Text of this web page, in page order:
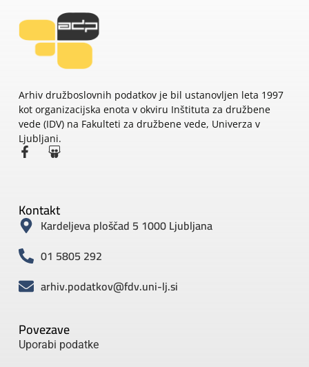
Arhiv družboslovnih podatkov je bil ustanovljen leta 1997
kot organizacijska enota v okviru Inštituta za družbene
vede (IDV) na Fakulteti za družbene vede, Univerza v
Ljubljani.
Povezave
Uporabi podatke
Kontakt
Kardeljeva ploščad 5 1000 Ljubljana
01 5805 292
arhiv.podatkov@fdv.uni-lj.si